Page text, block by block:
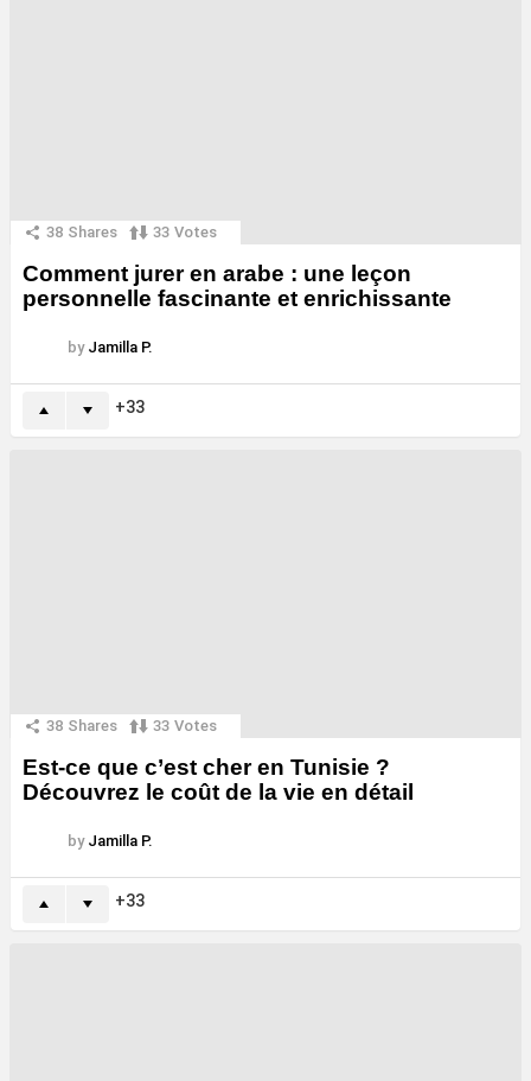
38 Shares 33 Votes
Comment jurer en arabe : une leçon
personnelle fascinante et enrichissante
by Jamilla P.
33
38 Shares 33 Votes
Est-ce que c’est cher en Tunisie ?
Découvrez le coût de la vie en détail
by Jamilla P.
33